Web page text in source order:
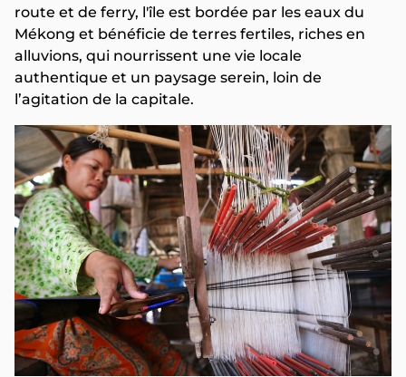
route et de ferry, l'île est bordée par les eaux du
Mékong et bénéficie de terres fertiles, riches en
alluvions, qui nourrissent une vie locale
authentique et un paysage serein, loin de
l’agitation de la capitale.